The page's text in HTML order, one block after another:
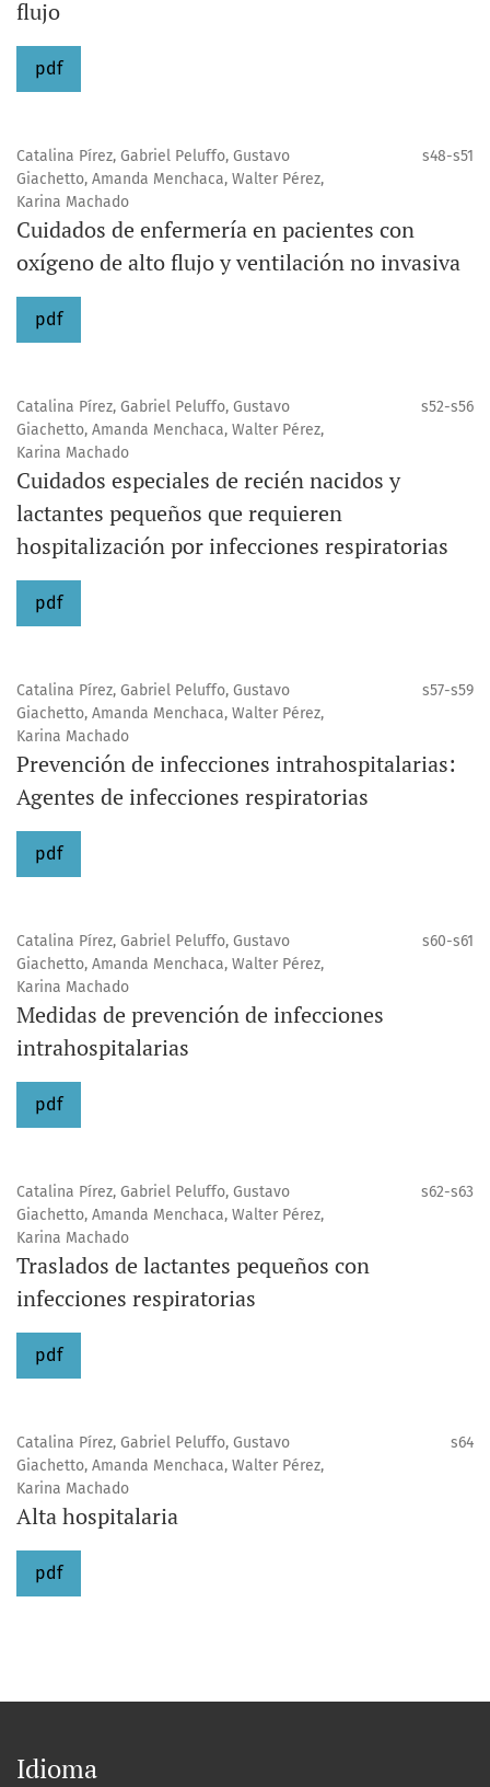
flujo
pdf
Catalina Pírez, Gabriel Peluffo, Gustavo
Giachetto, Amanda Menchaca, Walter Pérez,
Karina Machado
s48-s51
Cuidados de enfermería en pacientes con
oxígeno de alto flujo y ventilación no invasiva
pdf
Catalina Pírez, Gabriel Peluffo, Gustavo
Giachetto, Amanda Menchaca, Walter Pérez,
Karina Machado
s52-s56
Cuidados especiales de recién nacidos y
lactantes pequeños que requieren
hospitalización por infecciones respiratorias
pdf
Catalina Pírez, Gabriel Peluffo, Gustavo
Giachetto, Amanda Menchaca, Walter Pérez,
Karina Machado
s57-s59
Prevención de infecciones intrahospitalarias:
Agentes de infecciones respiratorias
pdf
Catalina Pírez, Gabriel Peluffo, Gustavo
Giachetto, Amanda Menchaca, Walter Pérez,
Karina Machado
s60-s61
Medidas de prevención de infecciones
intrahospitalarias
pdf
Catalina Pírez, Gabriel Peluffo, Gustavo
Giachetto, Amanda Menchaca, Walter Pérez,
Karina Machado
s62-s63
Traslados de lactantes pequeños con
infecciones respiratorias
pdf
Catalina Pírez, Gabriel Peluffo, Gustavo
Giachetto, Amanda Menchaca, Walter Pérez,
Karina Machado
s64
Alta hospitalaria
pdf
Idioma